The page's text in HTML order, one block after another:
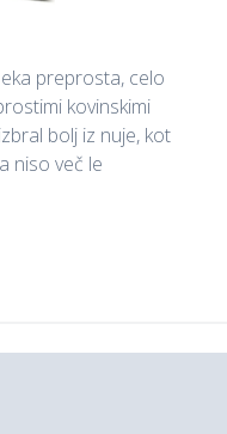
preprosta, celo
kovinskimi
bolj iz nuje, kot
niso več le